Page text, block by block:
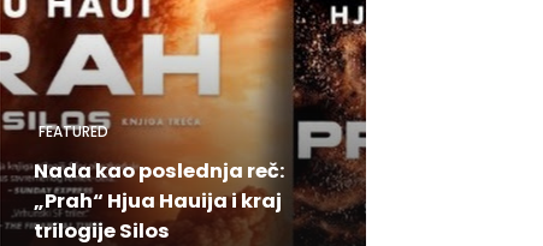
FEATURED
Nada kao poslednja reč:
„Prah“ Hjua Hauija i kraj
trilogije Silos